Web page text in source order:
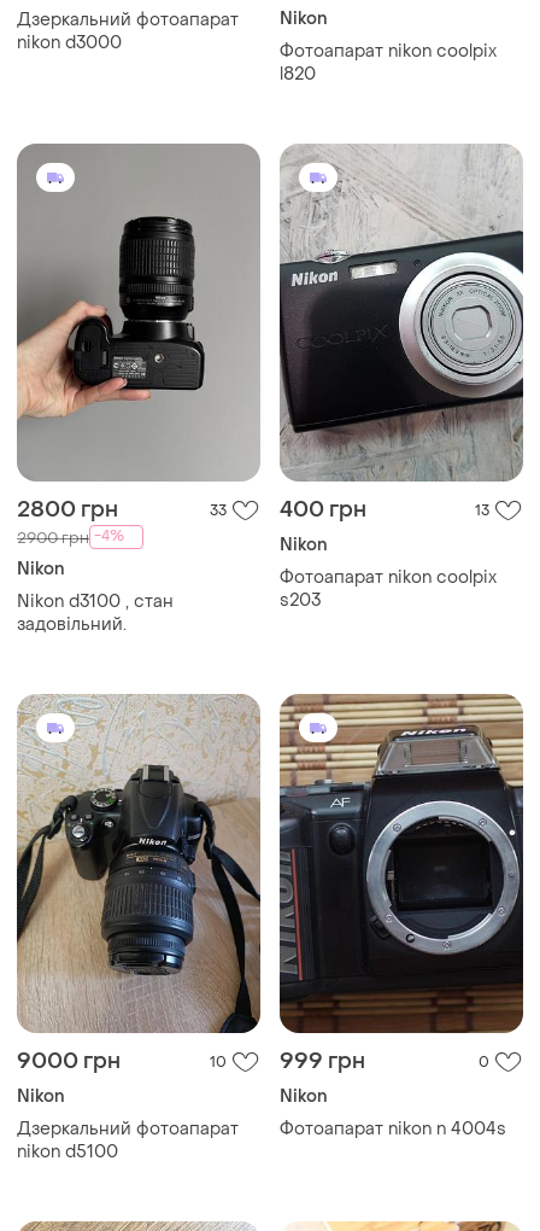
Дзеркальний фотоапарат
nikon d3000
Nikon
Фотоапарат nikon coolpix
l820
2800 грн 33
2900 грн -4%
Nikon
Nikon d3100 , стан
задовільний.
400 грн 13
Nikon
Фотоапарат nikon coolpix
s203
9000 грн 10
Nikon
Дзеркальний фотоапарат
nikon d5100
999 грн 0
Nikon
Фотоапарат nikon n 4004s